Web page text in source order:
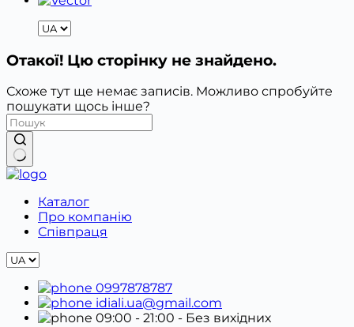
Отакої! Цю сторінку не знайдено.
Схоже тут ще немає записів. Можливо спробуйте
пошукати щось інше?
Немає
Каталог
Про компанію
Співпраця
0997878787
idiali.ua@gmail.com
09:00 - 21:00 - Без вихідних